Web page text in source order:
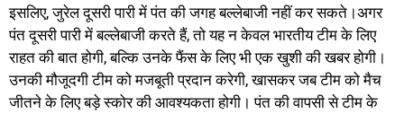
इसलिए, जुरेल दूसरी पारी में पंत की जगह बल्लेबाजी नहीं कर सकते।अगर
पंत दूसरी पारी में बल्लेबाजी करते हैं, तो यह न केवल भारतीय टीम के लिए
राहत की बात होगी, बल्कि उनके फैंस के लिए भी एक खुशी की खबर होगी।
उनकी मौजूदगी टीम को मजबूती प्रदान करेगी, खासकर जब टीम को मैच
जीतने के लिए बड़े स्कोर की आवश्यकता होगी। पंत की वापसी से टीम के